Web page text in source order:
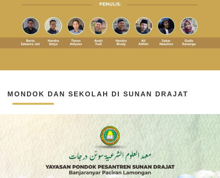
MONDOK DAN SEKOLAH DI SUNAN DRAJAT